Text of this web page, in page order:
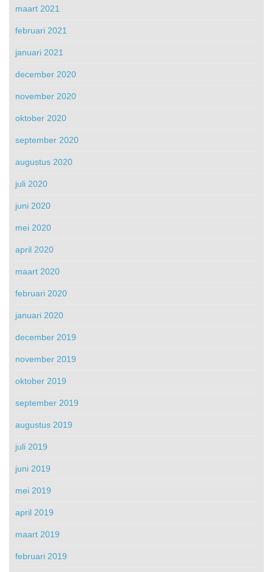
maart 2021
februari 2021
januari 2021
december 2020
november 2020
oktober 2020
september 2020
augustus 2020
juli 2020
juni 2020
mei 2020
april 2020
maart 2020
februari 2020
januari 2020
december 2019
november 2019
oktober 2019
september 2019
augustus 2019
juli 2019
juni 2019
mei 2019
april 2019
maart 2019
februari 2019